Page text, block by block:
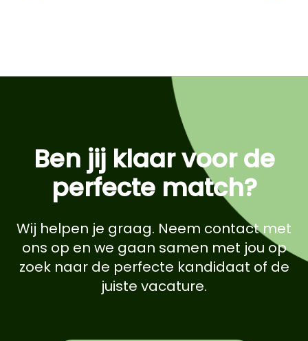
Ben jij klaar voor de
perfecte match?
Wij helpen je graag. Neem contact met
ons op en we gaan samen met jou op
zoek naar de perfecte kandidaat of de
juiste vacature.